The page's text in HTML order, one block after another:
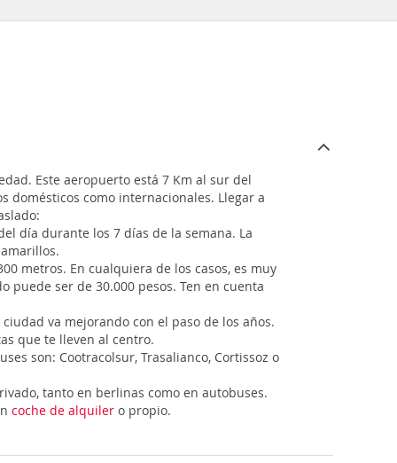
Este aeropuerto está 7 Km al sur del
domésticos como internacionales. Llegar a
día durante los 7 días de la semana. La
metros. En cualquiera de los casos, es muy
puede ser de 30.000 pesos. Ten en cuenta
va mejorando con el paso de los años.
que te lleven al centro.
son: Cootracolsur, Trasalianco, Cortissoz o
tanto en berlinas como en autobuses.
coche de alquiler o propio.